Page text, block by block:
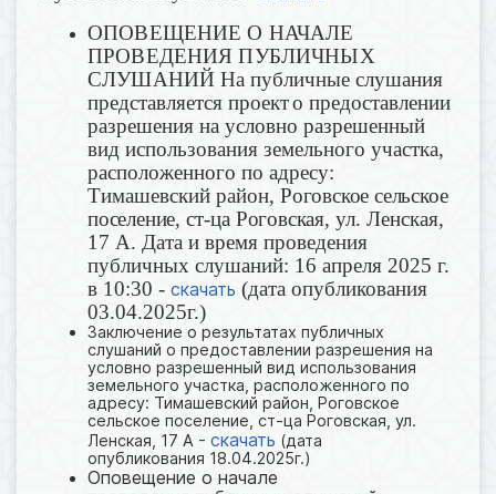
ОПОВЕЩЕНИЕ О НАЧАЛЕ
ПРОВЕДЕНИЯ ПУБЛИЧНЫХ
СЛУШАНИЙНа публичные слушания
представляется проекто предоставлении
разрешения на условно разрешенный
вид использования земельного участка,
расположенного по адресу:
Тимашевский район, Роговское сельское
поселение, ст-ца Роговская, ул. Ленская,
17 А. Дата и время проведения
публичных слушаний: 16 апреля 2025 г.
в 10:30 - скачать (дата опубликования
03.04.2025г.)
Заключение о результатах публичных
слушаний о предоставлении разрешения на
условно разрешенный вид использования
земельного участка, расположенного по
адресу: Тимашевский район, Роговское
сельское поселение, ст-ца Роговская, ул.
Ленская, 17 А - скачать (дата
опубликования 18.04.2025г.)
Оповещение о начале